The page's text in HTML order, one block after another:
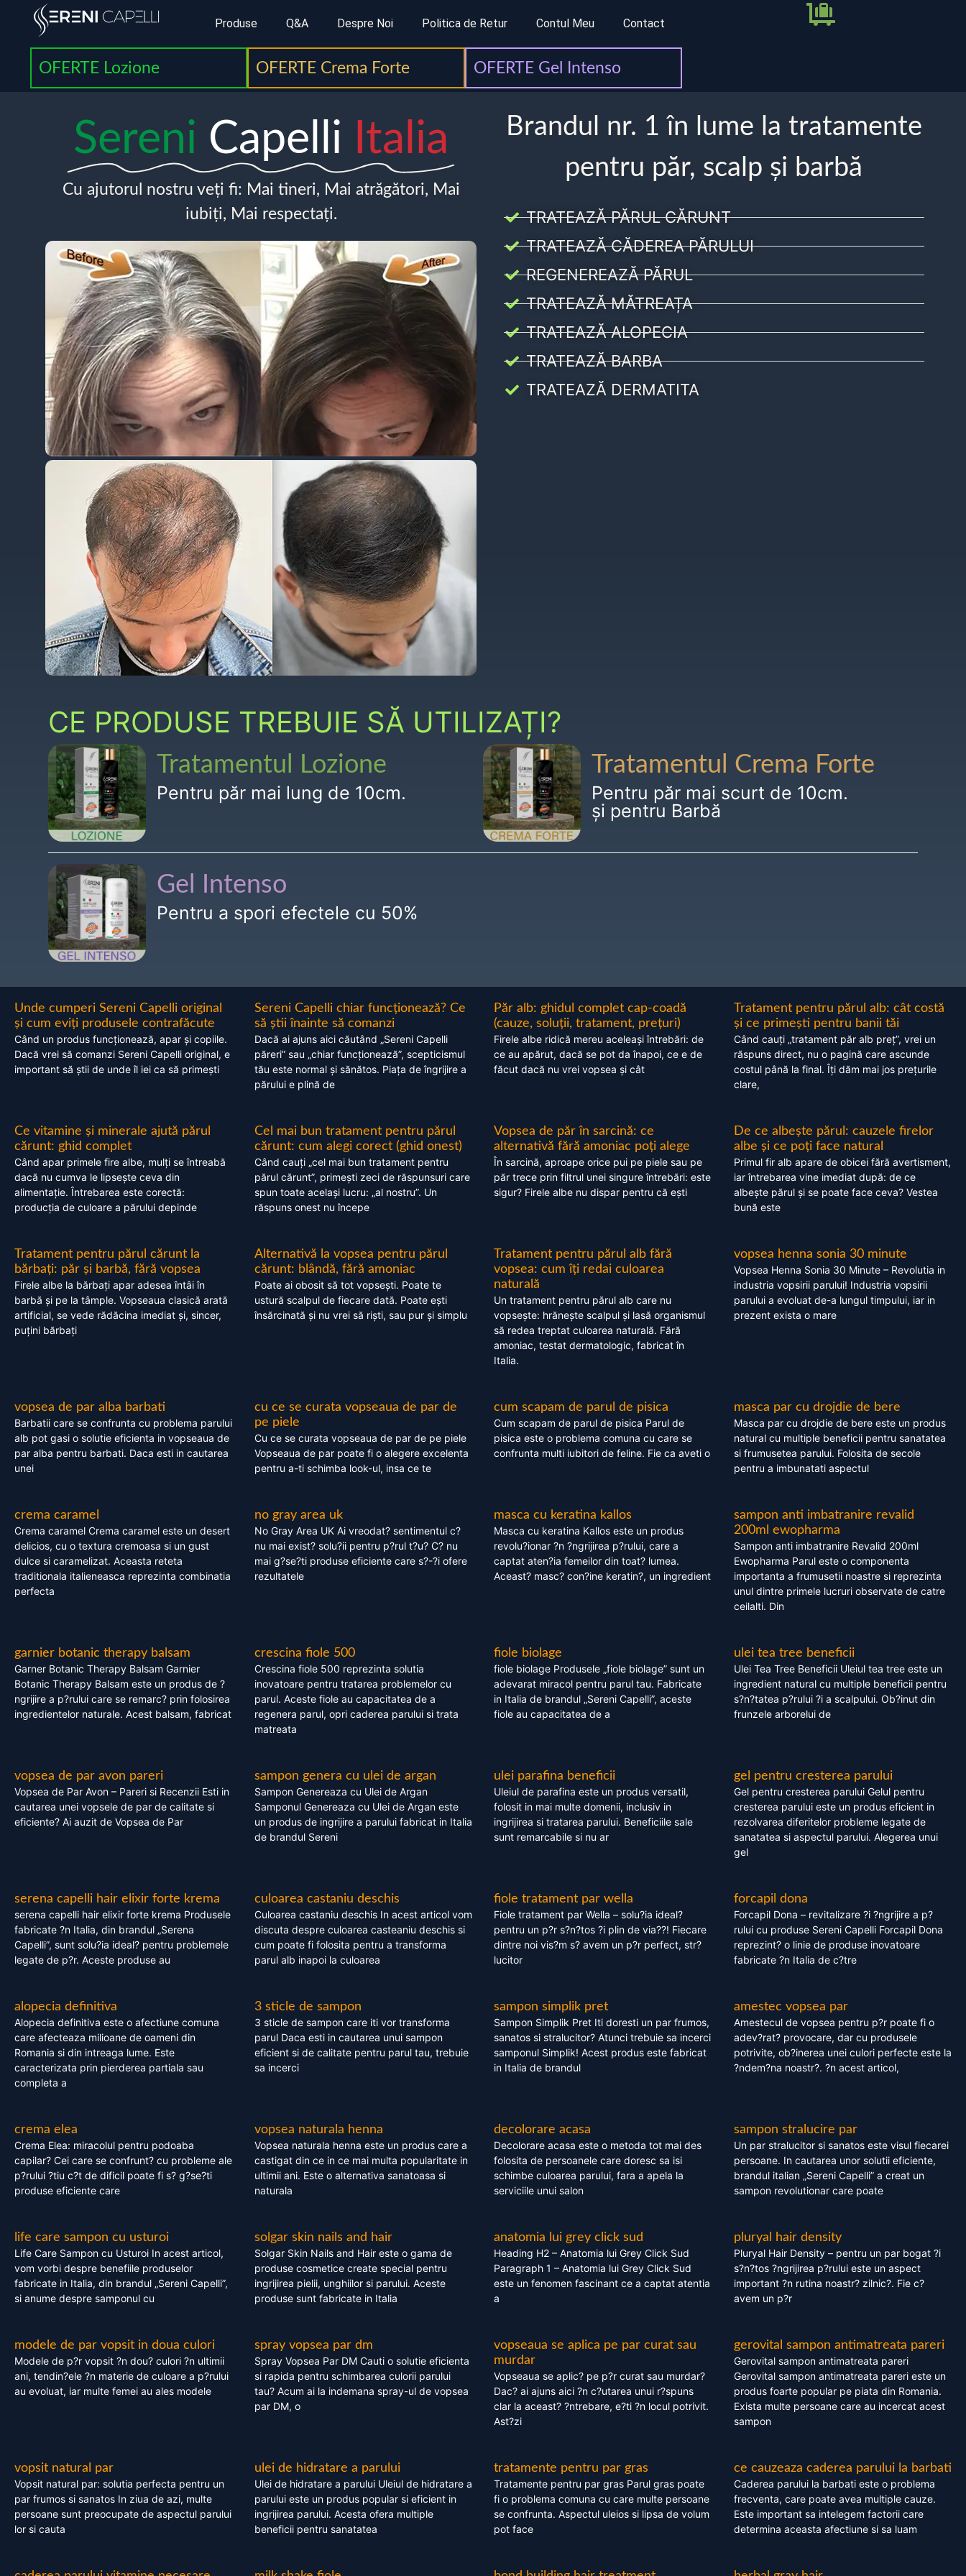
Produse Q&A Despre Noi Politica de Retur Contul Meu Contact
OFERTE Lozione OFERTE Crema Forte OFERTE Gel Intenso
Sereni Capelli Italia
Cu ajutorul nostru veți fi: Mai tineri, Mai atrăgători, Mai
iubiți, Mai respectați.
Brandul nr. 1 în lume la tratamente
pentru păr, scalp și barbă
TRATEAZĂ PĂRUL CĂRUNT
TRATEAZĂ CĂDEREA PĂRULUI
REGENEREAZĂ PĂRUL
TRATEAZĂ MĂTREAȚA
TRATEAZĂ ALOPECIA
TRATEAZĂ BARBA
TRATEAZĂ DERMATITA
CE PRODUSE TREBUIE SĂ UTILIZAȚI?
Tratamentul Lozione
Pentru păr mai lung de 10cm.
Tratamentul Crema Forte
Pentru păr mai scurt de 10cm.
și pentru Barbă
Gel Intenso
Pentru a spori efectele cu 50%
Unde cumperi Sereni Capelli original
și cum eviți produsele contrafăcute
Când un produs funcționează, apar și copiile.
Dacă vrei să comanzi Sereni Capelli original, e
important să știi de unde îl iei ca să primești
Sereni Capelli chiar funcționează? Ce
să știi înainte să comanzi
Dacă ai ajuns aici căutând „Sereni Capelli
păreri” sau „chiar funcționează”, scepticismul
tău este normal și sănătos. Piața de îngrijire a
părului e plină de
Păr alb: ghidul complet cap-coadă
(cauze, soluții, tratament, prețuri)
Firele albe ridică mereu aceleași întrebări: de
ce au apărut, dacă se pot da înapoi, ce e de
făcut dacă nu vrei vopsea și cât
Tratament pentru părul alb: cât costă
și ce primești pentru banii tăi
Când cauți „tratament păr alb preț”, vrei un
răspuns direct, nu o pagină care ascunde
costul până la final. Îți dăm mai jos prețurile
clare,
Ce vitamine și minerale ajută părul
cărunt: ghid complet
Când apar primele fire albe, mulți se întreabă
dacă nu cumva le lipsește ceva din
alimentație. Întrebarea este corectă:
producția de culoare a părului depinde
Cel mai bun tratament pentru părul
cărunt: cum alegi corect (ghid onest)
Când cauți „cel mai bun tratament pentru
părul cărunt”, primești zeci de răspunsuri care
spun toate același lucru: „al nostru”. Un
răspuns onest nu începe
Vopsea de păr în sarcină: ce
alternativă fără amoniac poți alege
În sarcină, aproape orice pui pe piele sau pe
păr trece prin filtrul unei singure întrebări: este
sigur? Firele albe nu dispar pentru că ești
De ce albește părul: cauzele firelor
albe și ce poți face natural
Primul fir alb apare de obicei fără avertisment,
iar întrebarea vine imediat după: de ce
albește părul și se poate face ceva? Vestea
bună este
Tratament pentru părul cărunt la
bărbați: păr și barbă, fără vopsea
Firele albe la bărbați apar adesea întâi în
barbă și pe la tâmple. Vopseaua clasică arată
artificial, se vede rădăcina imediat și, sincer,
puțini bărbați
Alternativă la vopsea pentru părul
cărunt: blândă, fără amoniac
Poate ai obosit să tot vopsești. Poate te
ustură scalpul de fiecare dată. Poate ești
însărcinată și nu vrei să riști, sau pur și simplu
Tratament pentru părul alb fără
vopsea: cum îți redai culoarea
naturală
Un tratament pentru părul alb care nu
vopsește: hrănește scalpul și lasă organismul
să redea treptat culoarea naturală. Fără
amoniac, testat dermatologic, fabricat în
Italia.
vopsea henna sonia 30 minute
Vopsea Henna Sonia 30 Minute – Revolutia in
industria vopsirii parului! Industria vopsirii
parului a evoluat de-a lungul timpului, iar in
prezent exista o mare
vopsea de par alba barbati
Barbatii care se confrunta cu problema parului
alb pot gasi o solutie eficienta in vopseaua de
par alba pentru barbati. Daca esti in cautarea
unei
cu ce se curata vopseaua de par de
pe piele
Cu ce se curata vopseaua de par de pe piele
Vopseaua de par poate fi o alegere excelenta
pentru a-ti schimba look-ul, insa ce te
cum scapam de parul de pisica
Cum scapam de parul de pisica Parul de
pisica este o problema comuna cu care se
confrunta multi iubitori de feline. Fie ca aveti o
masca par cu drojdie de bere
Masca par cu drojdie de bere este un produs
natural cu multiple beneficii pentru sanatatea
si frumusetea parului. Folosita de secole
pentru a imbunatati aspectul
crema caramel
Crema caramel Crema caramel este un desert
delicios, cu o textura cremoasa si un gust
dulce si caramelizat. Aceasta reteta
traditionala italieneasca reprezinta combinatia
perfecta
no gray area uk
No Gray Area UK Ai vreodat? sentimentul c?
nu mai exist? solu?ii pentru p?rul t?u? C? nu
mai g?se?ti produse eficiente care s?-?i ofere
rezultatele
masca cu keratina kallos
Masca cu keratina Kallos este un produs
revolu?ionar ?n ?ngrijirea p?rului, care a
captat aten?ia femeilor din toat? lumea.
Aceast? masc? con?ine keratin?, un ingredient
sampon anti imbatranire revalid
200ml ewopharma
Sampon anti imbatranire Revalid 200ml
Ewopharma Parul este o componenta
importanta a frumusetii noastre si reprezinta
unul dintre primele lucruri observate de catre
ceilalti. Din
garnier botanic therapy balsam
Garner Botanic Therapy Balsam Garnier
Botanic Therapy Balsam este un produs de ?
ngrijire a p?rului care se remarc? prin folosirea
ingredientelor naturale. Acest balsam, fabricat
crescina fiole 500
Crescina fiole 500 reprezinta solutia
inovatoare pentru tratarea problemelor cu
parul. Aceste fiole au capacitatea de a
regenera parul, opri caderea parului si trata
matreata
fiole biolage
fiole biolage Produsele „fiole biolage” sunt un
adevarat miracol pentru parul tau. Fabricate
in Italia de brandul „Sereni Capelli”, aceste
fiole au capacitatea de a
ulei tea tree beneficii
Ulei Tea Tree Beneficii Uleiul tea tree este un
ingredient natural cu multiple beneficii pentru
s?n?tatea p?rului ?i a scalpului. Ob?inut din
frunzele arborelui de
vopsea de par avon pareri
Vopsea de Par Avon – Pareri si Recenzii Esti in
cautarea unei vopsele de par de calitate si
eficiente? Ai auzit de Vopsea de Par
sampon genera cu ulei de argan
Sampon Genereaza cu Ulei de Argan
Samponul Genereaza cu Ulei de Argan este
un produs de ingrijire a parului fabricat in Italia
de brandul Sereni
ulei parafina beneficii
Uleiul de parafina este un produs versatil,
folosit in mai multe domenii, inclusiv in
ingrijirea si tratarea parului. Beneficiile sale
sunt remarcabile si nu ar
gel pentru cresterea parului
Gel pentru cresterea parului Gelul pentru
cresterea parului este un produs eficient in
rezolvarea diferitelor probleme legate de
sanatatea si aspectul parului. Alegerea unui
gel
serena capelli hair elixir forte krema
serena capelli hair elixir forte krema Produsele
fabricate ?n Italia, din brandul „Serena
Capelli”, sunt solu?ia ideal? pentru problemele
legate de p?r. Aceste produse au
culoarea castaniu deschis
Culoarea castaniu deschis In acest articol vom
discuta despre culoarea casteaniu deschis si
cum poate fi folosita pentru a transforma
parul alb inapoi la culoarea
fiole tratament par wella
Fiole tratament par Wella – solu?ia ideal?
pentru un p?r s?n?tos ?i plin de via??! Fiecare
dintre noi vis?m s? avem un p?r perfect, str?
lucitor
forcapil dona
Forcapil Dona – revitalizare ?i ?ngrijire a p?
rului cu produse Sereni Capelli Forcapil Dona
reprezint? o linie de produse inovatoare
fabricate ?n Italia de c?tre
alopecia definitiva
Alopecia definitiva este o afectiune comuna
care afecteaza milioane de oameni din
Romania si din intreaga lume. Este
caracterizata prin pierderea partiala sau
completa a
3 sticle de sampon
3 sticle de sampon care iti vor transforma
parul Daca esti in cautarea unui sampon
eficient si de calitate pentru parul tau, trebuie
sa incerci
sampon simplik pret
Sampon Simplik Pret Iti doresti un par frumos,
sanatos si stralucitor? Atunci trebuie sa incerci
samponul Simplik! Acest produs este fabricat
in Italia de brandul
amestec vopsea par
Amestecul de vopsea pentru p?r poate fi o
adev?rat? provocare, dar cu produsele
potrivite, ob?inerea unei culori perfecte este la
?ndem?na noastr?. ?n acest articol,
crema elea
Crema Elea: miracolul pentru podoaba
capilar? Cei care se confrunt? cu probleme ale
p?rului ?tiu c?t de dificil poate fi s? g?se?ti
produse eficiente care
vopsea naturala henna
Vopsea naturala henna este un produs care a
castigat din ce in ce mai multa popularitate in
ultimii ani. Este o alternativa sanatoasa si
naturala
decolorare acasa
Decolorare acasa este o metoda tot mai des
folosita de persoanele care doresc sa isi
schimbe culoarea parului, fara a apela la
serviciile unui salon
sampon stralucire par
Un par stralucitor si sanatos este visul fiecarei
persoane. In cautarea unor solutii eficiente,
brandul italian „Sereni Capelli” a creat un
sampon revolutionar care poate
life care sampon cu usturoi
Life Care Sampon cu Usturoi In acest articol,
vom vorbi despre benefiile produselor
fabricate in Italia, din brandul „Sereni Capelli”,
si anume despre samponul cu
solgar skin nails and hair
Solgar Skin Nails and Hair este o gama de
produse cosmetice create special pentru
ingrijirea pielii, unghiilor si parului. Aceste
produse sunt fabricate in Italia
anatomia lui grey click sud
Heading H2 – Anatomia lui Grey Click Sud
Paragraph 1 – Anatomia lui Grey Click Sud
este un fenomen fascinant ce a captat atentia
a
pluryal hair density
Pluryal Hair Density – pentru un par bogat ?i
s?n?tos ?ngrijirea p?rului este un aspect
important ?n rutina noastr? zilnic?. Fie c?
avem un p?r
modele de par vopsit in doua culori
Modele de p?r vopsit ?n dou? culori ?n ultimii
ani, tendin?ele ?n materie de culoare a p?rului
au evoluat, iar multe femei au ales modele
spray vopsea par dm
Spray Vopsea Par DM Cauti o solutie eficienta
si rapida pentru schimbarea culorii parului
tau? Acum ai la indemana spray-ul de vopsea
par DM, o
vopseaua se aplica pe par curat sau
murdar
Vopseaua se aplic? pe p?r curat sau murdar?
Dac? ai ajuns aici ?n c?utarea unui r?spuns
clar la aceast? ?ntrebare, e?ti ?n locul potrivit.
Ast?zi
gerovital sampon antimatreata pareri
Gerovital sampon antimatreata pareri
Gerovital sampon antimatreata pareri este un
produs foarte popular pe piata din Romania.
Exista multe persoane care au incercat acest
sampon
vopsit natural par
Vopsit natural par: solutia perfecta pentru un
par frumos si sanatos In ziua de azi, multe
persoane sunt preocupate de aspectul parului
lor si cauta
ulei de hidratare a parului
Ulei de hidratare a parului Uleiul de hidratare a
parului este un produs popular si eficient in
ingrijirea parului. Acesta ofera multiple
beneficii pentru sanatatea
tratamente pentru par gras
Tratamente pentru par gras Parul gras poate
fi o problema comuna cu care multe persoane
se confrunta. Aspectul uleios si lipsa de volum
pot face
ce cauzeaza caderea parului la barbati
Caderea parului la barbati este o problema
frecventa, care poate avea multiple cauze.
Este important sa intelegem factorii care
determina aceasta afectiune si sa luam